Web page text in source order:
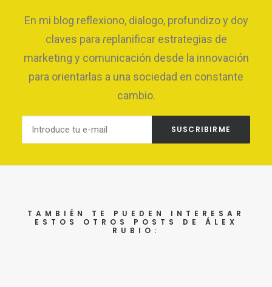
En mi blog reflexiono, dialogo, profundizo y doy
claves para replanificar estrategias de
marketing y comunicación desde la innovación
para orientarlas a una sociedad en constante
cambio.
TAMBIÉN TE PUEDEN INTERESAR
ESTOS OTROS POSTS DE ÁLEX
RUBIO: